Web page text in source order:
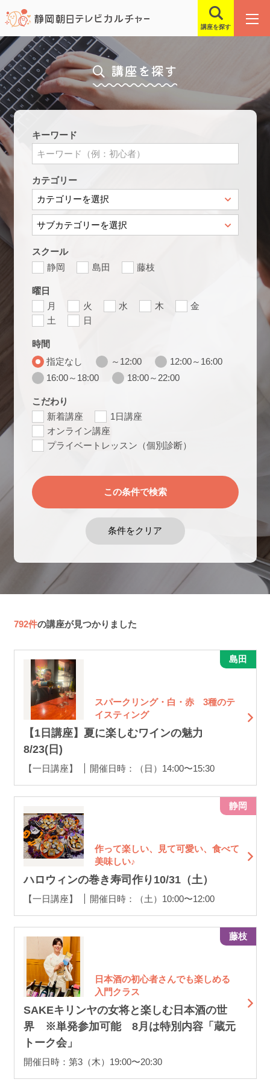
講座を探す
講座を探す
キーワード
カテゴリー
スクール
静岡
島田 藤枝
曜日
月
火 水 木
金
土
日
時間
指定なし
～12:00
12:00～16:00
16:00～18:00
18:00～22:00
こだわり
新着講座
1日講座
オンライン講座
プライベートレッスン（個別診断）
792件の講座が見つかりました
スパークリング・白・赤 3種のテ
イスティング
【1日講座】夏に楽しむワインの魅力
8/23(日)
【一日講座】 開催日時：（日）14:00〜15:30
島田
作って楽しい、見て可愛い、食べて
美味しい♪
ハロウィンの巻き寿司作り10/31（土）
【一日講座】 開催日時：（土）10:00〜12:00
静岡
日本酒の初心者さんでも楽しめる
入門クラス
SAKEキリンヤの女将と楽しむ日本酒の世
界 ※単発参加可能 8月は特別内容「蔵元
トーク会」
開催日時：第3（木）19:00〜20:30
藤枝